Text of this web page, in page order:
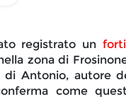
registrato un
zona di
di Antonio, autore
come